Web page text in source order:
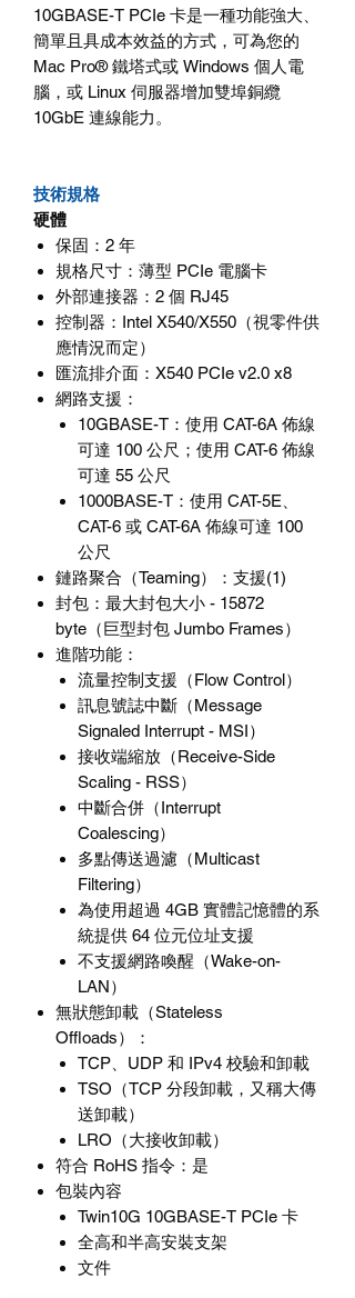
10GBASE-T PCIe 卡是一種功能強大、
簡單且具成本效益的方式，可為您的
Mac Pro®鐵塔式或 Windows 個人電
腦，或 Linux 伺服器增加雙埠銅纜
10GbE 連線能力。
技術規格
硬體
保固 ： 2 年
規格尺寸 ：薄型 PCIe 電腦卡
外部連接器 ： 2 個 RJ45
控制器 ： Intel X540/X550 （視零件供
應情況而定）
匯流排介面 ： X540 PCIe v2.0 x8
網路支援 ：
10GBASE-T ：使用 CAT-6A 佈線
可達 100 公尺；使用 CAT-6 佈線
可達 55 公尺
1000BASE-T ：使用 CAT-5E
CAT-6 或 CAT-6A 佈線可達 100
公尺
鏈路聚合（Teaming） ：支援(1)
封包 ：最大封包大小 - 15872
byte （巨型封包 Jumbo Frames）
進階功能 ：
流量控制支援（Flow Control）
訊息號誌中斷（Message
Signaled Interrupt - MSI）
接收端縮放（Receive-Side
Scaling - RSS）
中斷合併（Interrupt
Coalescing）
多點傳送過濾（Multicast
Filtering）
為使用超過 4GB 實體記憶體的系
統提供 64 位元位址支援
不支援網路喚醒（Wake-on-
LAN）
無狀態卸載（Stateless
Offloads）
：
TCP
UDP 和 IPv4 校驗和卸載
TSO （TCP 分段卸載，又稱大傳
送卸載）
LRO （大接收卸載）
符合 RoHS 指令 ：是
包裝內容
Twin10G 10GBASE-T PCIe 卡
全高和半高安裝支架
文件